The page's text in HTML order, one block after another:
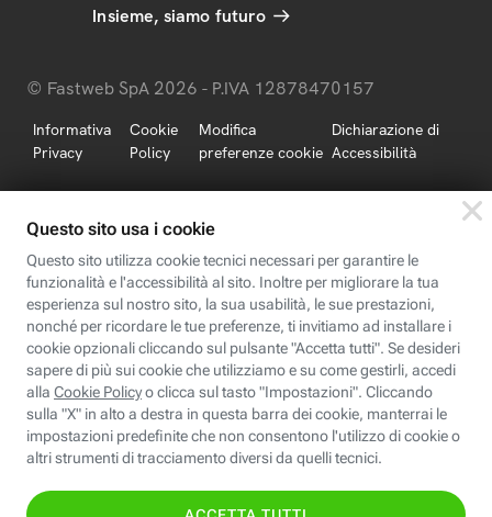
Insieme, siamo futuro
© Fastweb SpA 2026 - P.IVA 12878470157
Informativa
Privacy
Cookie
Policy
Modifica
preferenze cookie
Dichiarazione di
Accessibilità